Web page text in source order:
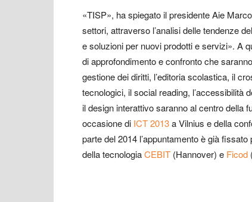
«TISP», ha spiegato il presidente Aie
settori, attraverso l’analisi delle tendenze
e soluzioni per nuovi prodotti e servizi». A
di approfondimento e confronto che
gestione dei diritti, l’editoria scolastica, il
tecnologici, il social reading, l’accessibilità
il design interattivo saranno al centro della
occasione di ICT 2013a Vilnius e della
parte del 2014 l’appuntamento è già
della tecnologiaCEBIT (Hannover) e Ficod